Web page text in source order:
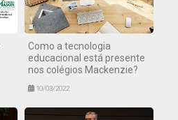
Como a tecnologia
educacional está presente
nos colégios Mackenzie?
10/03/2022